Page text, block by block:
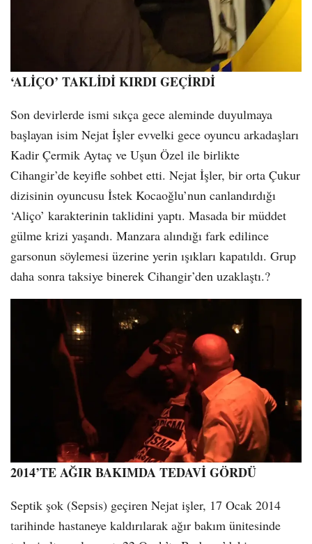
‘ALİÇO’ TAKLİDİ KIRDI GEÇİRDİ
Son devirlerde ismi sıkça gece aleminde duyulmaya
başlayan isim Nejat İşler evvelki gece oyuncu arkadaşları
Kadir Çermik Aytaç ve Uşun Özel ile birlikte
Cihangir’de keyifle sohbet etti. Nejat İşler, bir orta Çukur
dizisinin oyuncusu İstek Kocaoğlu’nun canlandırdığı
‘Aliço’ karakterinin taklidini yaptı. Masada bir müddet
gülme krizi yaşandı. Manzara alındığı fark edilince
garsonun söylemesi üzerine yerin ışıkları kapatıldı. Grup
daha sonra taksiye binerek Cihangir’den uzaklaştı.?
2014’TE AĞIR BAKIMDA TEDAVİ GÖRDÜ
Septik şok (Sepsis) geçiren Nejat işler, 17 Ocak 2014
tarihinde hastaneye kaldırılarak ağır bakım ünitesinde